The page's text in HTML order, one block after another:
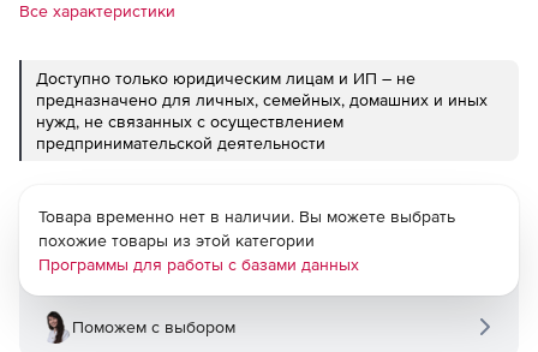
Все характеристики
Доступно только юридическим лицам и ИП – не
предназначено для личных, семейных, домашних и иных
нужд, не связанных с осуществлением
предпринимательской деятельности
Товара временно нет в наличии. Вы можете выбрать
похожие товары из этой категории
Программы для работы с базами данных
Поможем с выбором